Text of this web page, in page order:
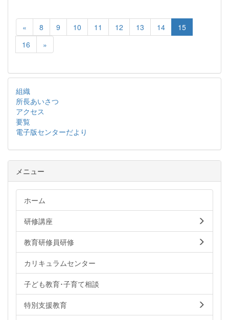
« 8 9 10 11 12 13 14
15
16
»
組織
所長あいさつ
アクセス
要覧
電子版センターだより
メニュー
ホーム
研修講座
教育研修員研修
カリキュラムセンター
子ども教育･子育て相談
特別支援教育